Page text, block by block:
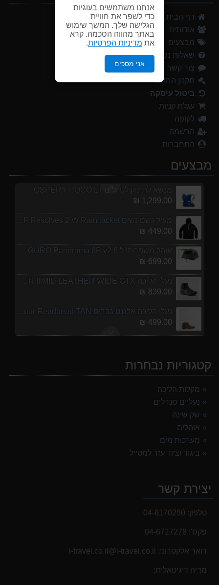
אנחנו משתמשים בעוגיות
כדי לשפר את חוויית
הגלישה שלך. המשך שימוש
באתר מהווה הסכמה. קרא
את מדיניות הפרטיות
אני מסכים
דף הבית
אודותינו
מבצעים
שאלות נפוצות
צור קשר
תקנון החנות
ביטול עיסקה
עגלת קניות
לקופה
הרשמה
התחברות
מבצעים
מנשא לתינוק לטיולים OSPERY POCO LT
1,299.00 ₪
אוהל משפחתי ל 6 GURO Panorama 6P v2
699.00 ₪
839.00 ₪
999.00 ₪
מנשא לתינוק לטיולים OSPERY POCO LT
1,299.00 ₪
מעיל גשם נשים TNF Resolves 2 W Rain jacket
449.00 ₪
אוהל משפחתי ל 6 GURO Panorama 6P v2
699.00 ₪
נעלי הליכה ULTRA RAPTOR II MID LEATHER WIDE GTX
839.00 ₪
נעלי הליכה אלגנט גברים Barbour Readhead TAN
499.00 ₪
מנשא לתינוק לטיולים OSPERY POCO LT
699.00 ₪
קטגוריות נבחרות
מקלות הליכה
נעליים סנדלים
שק שינה
אוהלים
מערכות מים
ביגוד וציוד עזר למטייל
יצירת קשר
טלפון: 04-6170250
פקס': 04-6717278
דואר אלקטרוני: i-travel.co.il@i-travel.co.il
מדיה דיגיטאלית: